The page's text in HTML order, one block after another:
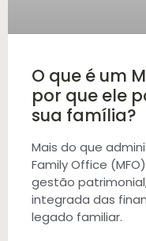
O que é um
por que ele
sua família?
Mais do que
Family Office
gestão
integrada das
legado familiar.